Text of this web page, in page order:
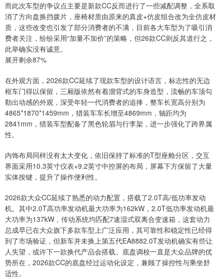
而此次车型的争议点主要是新款CC反而进行了一些减配调整，全系取
消了方向盘换挡拨片，座椅材质由原来的真皮+仿皮组合改为全仿皮材
质，这些改变也引发了部分消费者的不满，目前各大车型为了吸引消
费者关注，纷纷采用“加量不加价”的策略，但26款CC则反其道行之，
此举确实没有诚意。
展开剩余87%
在外观方面，2026款CC延续了现款车型的设计语言，标志性的无边
框车门得以保留，三厢版依然有着溜背式的车身造型，流畅的车顶勾
勒出动感的外观，深受年轻一代消费者的追捧，整车长宽高分别为
4865*1870*1459mm，猎装车车长增至4869mm，轴距均为
2841mm，猎装车型配备了黑色轮眉与行李架，进一步强化了跨界属
性。
内饰布局同样没有太大变化，依旧保持了标准的T型座舱分区，交互
界面采用10.3英寸仪表+9.2英寸中控屏的布局，屏幕下方保留了大量
实体按键，提升了操作便利性。
2026款大众CC延续了熟悉的动力配置，搭载了2.0T高/低功率发动
机。其中2.0T高功率发动机最大功率为162kW，2.0T低功率发动机最
大功率为137kW，传动系统均匹配7速湿式双离合变速箱，这套动力
总成早已在大众旗下多款车型上广泛应用，其可靠性和稳定性已经得
到了市场验证，但新车并未换上第五代EA8882.0T发动机确实有些让
人失望，或许下一款换代产品会搭载。底盘调校一直是大众品牌的优
势所在，2026款CC的底盘经过运动化设定，兼顾了操控性与乘坐舒
适性。